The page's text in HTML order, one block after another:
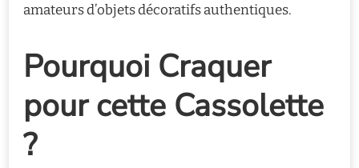
amateurs d’objets décoratifs authentiques.
Pourquoi Craquer
pour cette Cassolette
?